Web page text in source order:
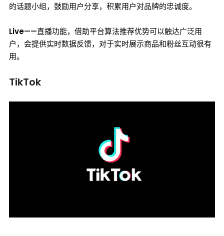
的话题小组，鼓励用户分享，积累用户对品牌的忠诚度。
Live——直播功能，借助平台算法推荐优势可以触达广泛用
户，会提供实时数据反馈，对于实时展示商品和粉丝互动很有
用。
TikTok